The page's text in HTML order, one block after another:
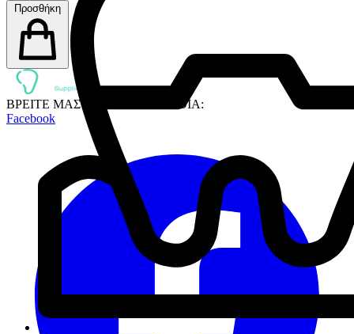
Προσθήκη
ΒΡΕΙΤΕ ΜΑΣ ΣΤΑ SOCIAL MEDIA:
Facebook